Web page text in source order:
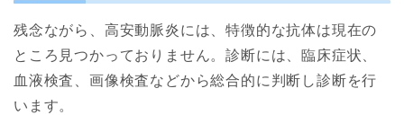
残念ながら、高安動脈炎には、特徴的な抗体は現在の
ところ見つかっておりません。診断には、臨床症状、
血液検査、画像検査などから総合的に判断し診断を行
います。